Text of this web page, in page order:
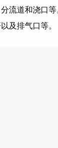
流道和浇口
及排气口等。